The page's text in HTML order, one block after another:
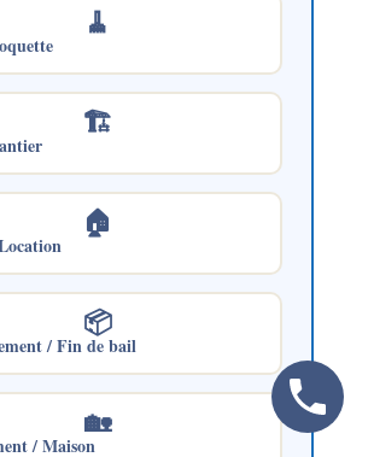
🧹
🏗️
🏠
📦
/ Fin de bail
🏡
/ Maison